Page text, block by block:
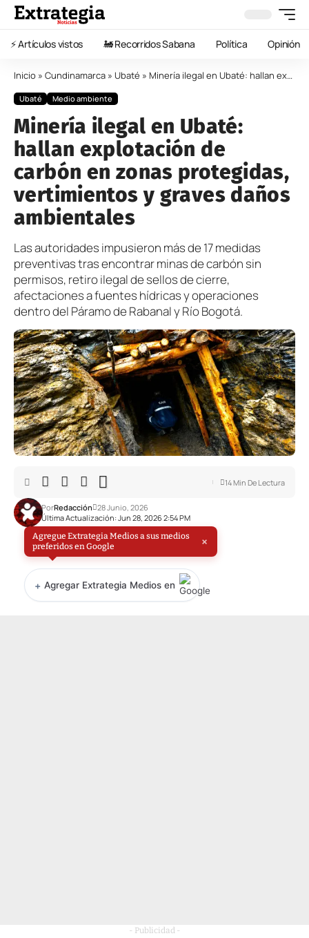
⚡️ Artículos vistos 🚂 Recorridos Sabana Política Opinión
Inicio » Cundinamarca » Ubaté » Minería ilegal en Ubaté: hallan explotación de carbón en zonas protegidas, vertimientos y graves daños ambientales
Ubaté Medio ambiente
Minería ilegal en Ubaté:
hallan explotación de
carbón en zonas protegidas,
vertimientos y graves daños
ambientales
Las autoridades impusieron más de 17 medidas
preventivas tras encontrar minas de carbón sin
permisos, retiro ilegal de sellos de cierre,
afectaciones a fuentes hídricas y operaciones
dentro del Páramo de Rabanal y Río Bogotá.
Última Actualización: Jun 28, 2026 2:54 PM
PorRedacción 28 Junio, 2026
14 Min De Lectura
Agregue Extrategia Medios a sus medios
preferidos en Google
×
+ Agregar Extrategia Medios en
- Publicidad -